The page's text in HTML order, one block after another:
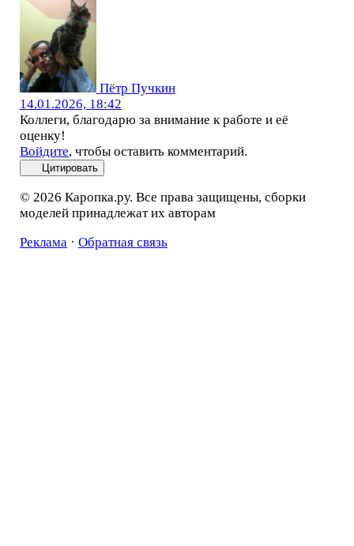
Пётр Пучкин
14.01.2026, 18:42
Коллеги, благодарю за внимание к работе и её
оценку!
Войдите, чтобы оставить комментарий.
Цитировать
© 2026 Каропка.ру. Все права защищены, сборки
моделей принадлежат их авторам
Реклама · Обратная связь